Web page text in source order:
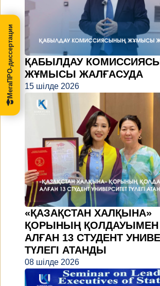
ҚАБЫЛДАУ
ЖҰМЫСЫ ЖАЛҒАСУДА
15 шілде 2026
«ҚАЗАҚСТАН ХАЛҚЫНА»
ҚОРЫНЫҢ ҚОЛДАУЫМЕН
АЛҒАН 13 СТУДЕНТ
ТҮЛЕГІ АТАНДЫ
08 шілде 2026
МегаПРО-диссертации